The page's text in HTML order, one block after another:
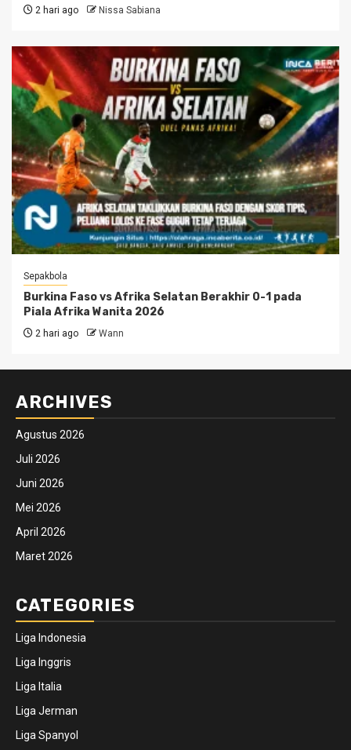
2 hari ago Nissa Sabiana
Sepakbola
Burkina Faso vs Afrika Selatan Berakhir 0-1 pada
Piala Afrika Wanita 2026
2 hari ago Wann
ARCHIVES
Agustus 2026
Juli 2026
Juni 2026
Mei 2026
April 2026
Maret 2026
CATEGORIES
Liga Indonesia
Liga Inggris
Liga Italia
Liga Jerman
Liga Spanyol